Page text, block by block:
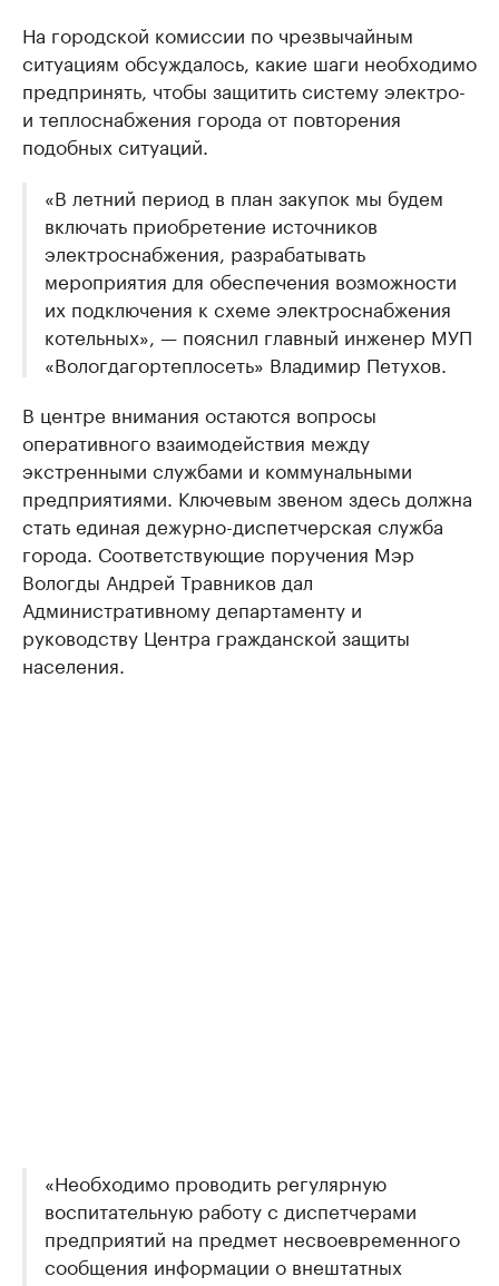
На городской комиссии по чрезвычайным
ситуациям обсуждалось, какие шаги необходимо
предпринять, чтобы защитить систему электро-
и теплоснабжения города от повторения
подобных ситуаций.
«В летний период в план закупок мы будем
включать приобретение источников
электроснабжения, разрабатывать
мероприятия для обеспечения возможности
их подключения к схеме электроснабжения
котельных», — пояснил главный инженер МУП
«Вологдагортеплосеть» Владимир Петухов.
В центре внимания остаются вопросы
оперативного взаимодействия между
экстренными службами и коммунальными
предприятиями. Ключевым звеном здесь должна
стать единая дежурно-диспетчерская служба
города. Соответствующие поручения Мэр
Вологды Андрей Травников дал
Административному департаменту и
руководству Центра гражданской защиты
населения.
«Необходимо проводить регулярную
воспитательную работу с диспетчерами
предприятий на предмет несвоевременного
сообщения информации о внештатных